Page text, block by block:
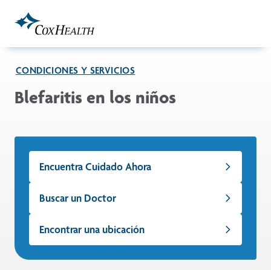
CONDICIONES Y SERVICIOS
Blefaritis en los niños
Encuentra Cuidado Ahora
Buscar un Doctor
Encontrar una ubicación